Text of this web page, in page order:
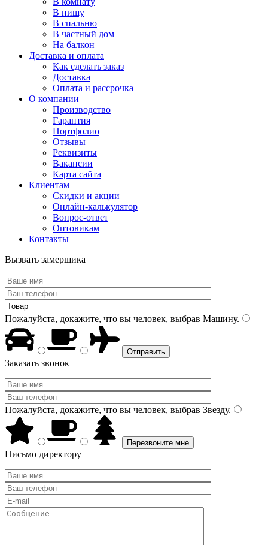
В нишу
В спальню
В частный дом
На балкон
Доставка и оплата
Как сделать заказ
Доставка
Оплата и рассрочка
О компании
Производство
Гарантия
Портфолио
Отзывы
Реквизиты
Вакансии
Карта сайта
Клиентам
Скидки и акции
Онлайн-калькулятор
Вопрос-ответ
Оптовикам
Контакты
Вызвать замерщика
Пожалуйста, докажите, что вы человек, выбрав Машину.
Заказать звонок
Пожалуйста, докажите, что вы человек, выбрав Звезду.
Письмо директору